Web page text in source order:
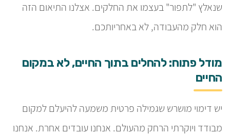
שנאלץ "לתפור" בעצמו את החלקים. אצלנו התיאום הזה
הוא חלק מהעבודה, לא באחריותכם.
מודל פתוח: להחלים בתוך החיים, לא במקום
החיים
יש דימוי מושרש שגמילה פרטית משמעה להיעלם למקום
מבודד ויוקרתי הרחק מהעולם. אנחנו עובדים אחרת. אנחנו